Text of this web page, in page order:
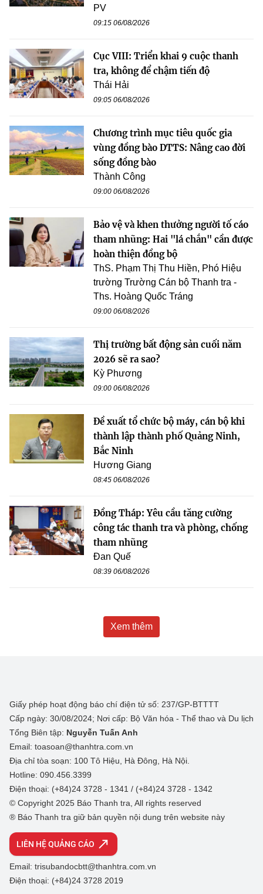
PV
09:15 06/08/2026
Cục VIII: Triển khai 9 cuộc thanh
tra, không để chậm tiến độ
Thái Hải
09:05 06/08/2026
Chương trình mục tiêu quốc gia
vùng đồng bào DTTS: Nâng cao đời
sống đồng bào
Thành Công
09:00 06/08/2026
Bảo vệ và khen thưởng người tố cáo
tham nhũng: Hai "lá chắn" cần được
hoàn thiện đồng bộ
ThS. Phạm Thị Thu Hiền, Phó Hiệu
trường Trường Cán bộ Thanh tra -
Ths. Hoàng Quốc Tráng
09:00 06/08/2026
Thị trường bất động sản cuối năm
2026 sẽ ra sao?
Kỳ Phương
09:00 06/08/2026
Đề xuất tổ chức bộ máy, cán bộ khi
thành lập thành phố Quảng Ninh,
Bắc Ninh
Hương Giang
08:45 06/08/2026
Đồng Tháp: Yêu cầu tăng cường
công tác thanh tra và phòng, chống
tham nhũng
Đan Quế
08:39 06/08/2026
Xem thêm
Giấy phép hoạt động báo chí điện tử số: 237/GP-BTTTT
Cấp ngày: 30/08/2024; Nơi cấp: Bộ Văn hóa - Thể thao và Du lịch
Tổng Biên tập: Nguyễn Tuấn Anh
Email: toasoan@thanhtra.com.vn
Địa chỉ tòa soạn: 100 Tô Hiệu, Hà Đông, Hà Nội.
Hotline: 090.456.3399
Điện thoại: (+84)24 3728 - 1341 / (+84)24 3728 - 1342
© Copyright 2025 Báo Thanh tra, All rights reserved
® Báo Thanh tra giữ bản quyền nội dung trên website này
LIÊN HỆ QUẢNG CÁO
Email: trisubandocbtt@thanhtra.com.vn
Điện thoại: (+84)24 3728 2019